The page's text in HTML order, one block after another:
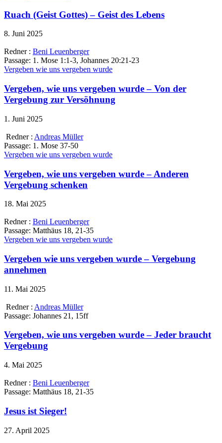
Ruach (Geist Gottes) – Geist des Lebens
8. Juni 2025
Redner : Beni Leuenberger
Passage: 1. Mose 1:1-3, Johannes 20:21-23
Vergeben wie uns vergeben wurde
Vergeben, wie uns vergeben wurde – Von der
Vergebung zur Versöhnung
1. Juni 2025
Redner : Andreas Müller
Passage: 1. Mose 37-50
Vergeben wie uns vergeben wurde
Vergeben, wie uns vergeben wurde – Anderen
Vergebung schenken
18. Mai 2025
Redner : Beni Leuenberger
Passage: Matthäus 18, 21-35
Vergeben wie uns vergeben wurde
Vergeben wie uns vergeben wurde – Vergebung
annehmen
11. Mai 2025
Redner : Andreas Müller
Passage: Johannes 21, 15ff
Vergeben, wie uns vergeben wurde – Jeder braucht
Vergebung
4. Mai 2025
Redner : Beni Leuenberger
Passage: Matthäus 18, 21-35
Jesus ist Sieger!
27. April 2025